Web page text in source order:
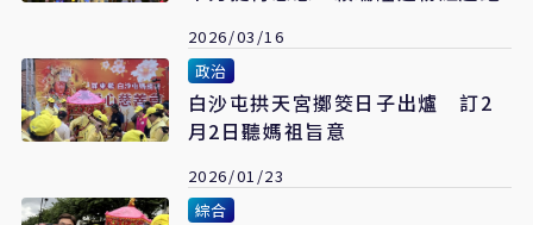
2026/03/16
政治
白沙屯拱天宮擲筊日子出爐 訂2
月2日聽媽祖旨意
2026/01/23
綜合